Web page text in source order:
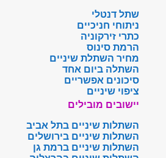
שתל דנטלי
ניתוחי חניכיים
כתרי זירקוניה
הרמת סינוס
מחיר השתלת שיניים
השתלה ביום אחד
סיכונים אפשריים
ציפוי שיניים
יישובים מובילים
השתלות שיניים בתל אביב
השתלות שיניים בירושלים
השתלות שיניים ברמת גן